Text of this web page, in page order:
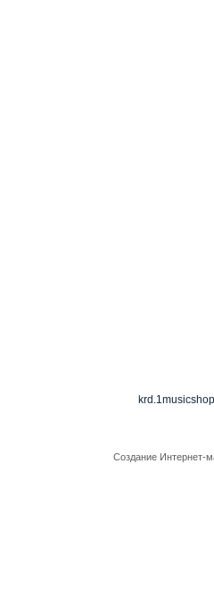
Создание Интернет-